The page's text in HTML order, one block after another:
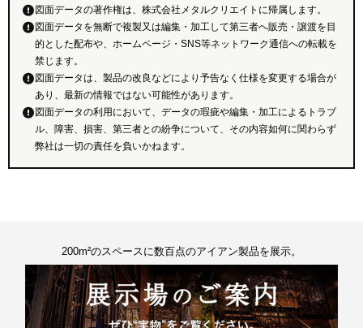
図面データの著作権は、株式会社メタルクリエイトに帰属します。
図面データを無断で複製又は編集・加工して第三者へ販売・譲渡を目
的とした配布や、ホームページ・SNS等ネットワーク通信への転載を
禁じます。
図面データは、製品の改良などにより予告なく仕様を変更する場合が
あり、最新の情報ではない可能性があります。
図面データの利用において、データの瑕疵や編集・加工によるトラブ
ル、障害、損害、第三者との紛争について、その内容如何に関わらず
弊社は一切の責任を負いかねます。
200m²のスペースに数百点のアイアン製品を展示。